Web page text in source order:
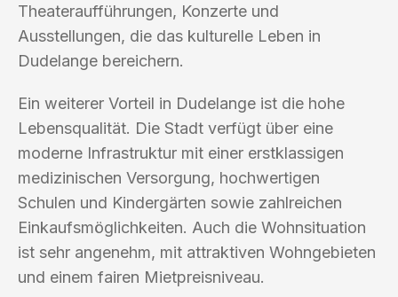
Theateraufführungen, Konzerte und
Ausstellungen, die das kulturelle Leben in
Dudelange bereichern.
Ein weiterer Vorteil in Dudelange ist die hohe
Lebensqualität. Die Stadt verfügt über eine
moderne Infrastruktur mit einer erstklassigen
medizinischen Versorgung, hochwertigen
Schulen und Kindergärten sowie zahlreichen
Einkaufsmöglichkeiten. Auch die Wohnsituation
ist sehr angenehm, mit attraktiven Wohngebieten
und einem fairen Mietpreisniveau.